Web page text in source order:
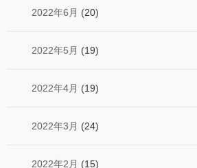
2022年6月 (20)
2022年5月 (19)
2022年4月 (19)
2022年3月 (24)
2022年2月 (15)